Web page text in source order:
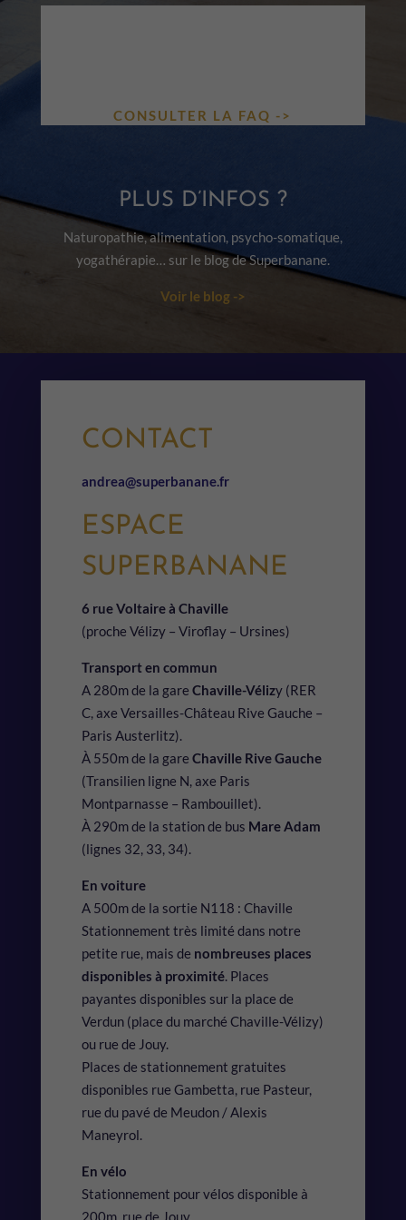
CONSULTER LA FAQ ->
PLUS D’INFOS ?
Naturopathie, alimentation, psycho-somatique,
yogathérapie… sur le blog de Superbanane.
Voir le blog ->
CONTACT
andrea@superbanane.fr
ESPACE
SUPERBANANE
6 rue Voltaire à Chaville
(proche Vélizy – Viroflay – Ursines)
Transport en commun
A 280m de la gare Chaville-Vélizy (RER
C, axe Versailles-Château Rive Gauche –
Paris Austerlitz).
À 550m de la gare Chaville Rive Gauche
(Transilien ligne N, axe Paris
Montparnasse – Rambouillet).
À 290m de la station de bus Mare Adam
(lignes 32, 33, 34).
En voiture
A 500m de la sortie N118 : Chaville
Stationnement très limité dans notre
petite rue, mais de nombreuses places
disponibles à proximité. Places
payantes disponibles sur la place de
Verdun (place du marché Chaville-Vélizy)
ou rue de Jouy.
Places de stationnement gratuites
disponibles rue Gambetta, rue Pasteur,
rue du pavé de Meudon / Alexis
Maneyrol.
En vélo
Stationnement pour vélos disponible à